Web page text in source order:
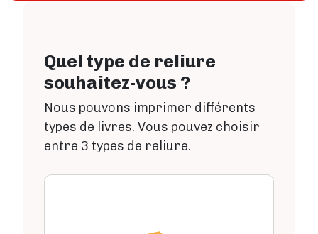
Plan par étapes
Demander un ISBN
Formalites a regler
RESEAU LIBRAIRIES
Vendre en librairie
BOUTIQUE PUMBO
Quel type de reliure
souhaitez-vous ?
Nous pouvons imprimer différents
types de livres. Vous pouvez choisir
entre 3 types de reliure.